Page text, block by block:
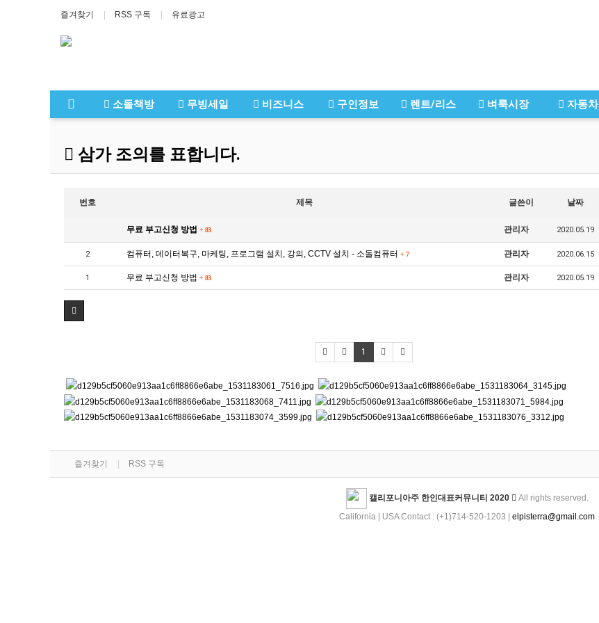
즐겨찾기 RSS 구독 유료광고
소돌책방 무빙세일 비즈니스 구인정보 렌트/리스 벼룩시장 자동차
삼가 조의를 표합니다.
번호 제목 글쓴이 날짜
무료 부고신청 방법 + 83 관리자 2020.05.19
2 컴퓨터, 데이터복구, 마케팅, 프로그램 설치, 강의, CCTV 설치 - 소돌컴퓨터 + 7 관리자 2020.06.15
1 무료 부고신청 방법 + 83 관리자 2020.05.19
1
즐겨찾기 RSS 구독
캘리포니아주 한인대표커뮤니티 2020
All rights reserved.
California | USA Contact : (+1)714-520-1203 | elpisterra@gmail.com